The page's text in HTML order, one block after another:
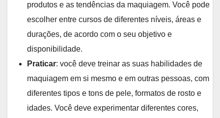
produtos e as tendências da maquiagem. Você pode
escolher entre cursos de diferentes níveis, áreas e
durações, de acordo com o seu objetivo e
disponibilidade.
Praticar: você deve treinar as suas habilidades de
maquiagem em si mesmo e em outras pessoas, com
diferentes tipos e tons de pele, formatos de rosto e
idades. Você deve experimentar diferentes cores,